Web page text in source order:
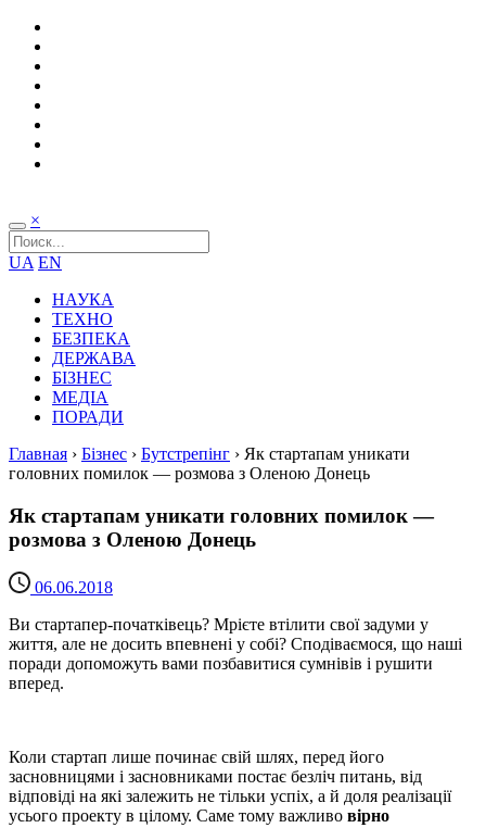
×
UA EN
НАУКА
ТЕХНО
БЕЗПЕКА
ДЕРЖАВА
БІЗНЕС
МЕДІА
ПОРАДИ
Главная › Бізнес › Бутстрепінг › Як стартапам уникати
головних помилок — розмова з Оленою Донець
Як стартапам уникати головних помилок —
розмова з Оленою Донець
06.06.2018
Ви стартапер-початківець? Мрієте втілити свої задуми у
життя, але не досить впевнені у собі? Сподіваємося, що наші
поради допоможуть вами позбавитися сумнівів і рушити
вперед.
Коли стартап лише починає свій шлях, перед його
засновницями і засновниками постає безліч питань, від
відповіді на які залежить не тільки успіх, а й доля реалізації
усього проекту в цілому. Саме тому важливо вірно